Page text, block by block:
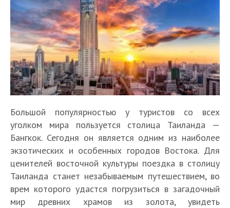
Большой популярностью у туристов со всех
уголком мира пользуется столица Таиланда —
Бангкок. Сегодня он является одним из наиболее
экзотических и особенных городов Востока. Для
ценителей восточной культуры поездка в столицу
Таиланда станет незабываемым путешествием, во
врем которого удастся погрузиться в загадочный
мир древних храмов из золота, увидеть